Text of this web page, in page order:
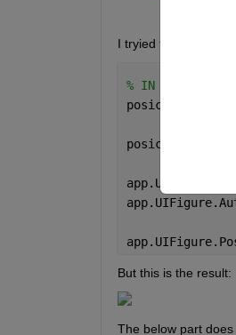
I tryied to change
% IN THE BUTTON
posicio_actual
But this is the result:
The below part does